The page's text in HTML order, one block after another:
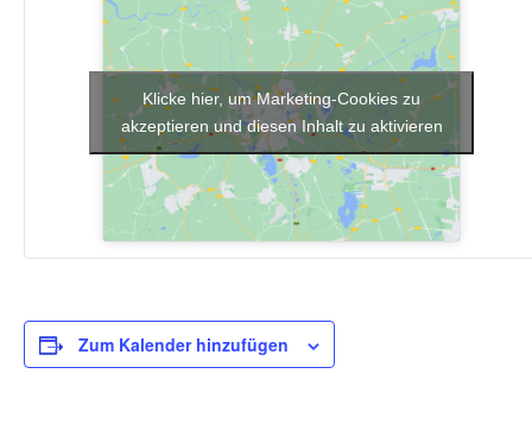
Klicke hier, um Marketing-Cookies zu
akzeptieren und diesen Inhalt zu aktivieren
Zum Kalender hinzufügen